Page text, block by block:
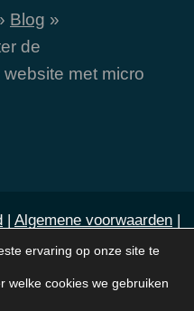
Blog »
de
met micro
| Algemene voorwaarden |
Contact
Cooler Media is door
ervaring op onze site te
welke cookies we gebruiken